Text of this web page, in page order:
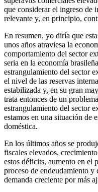
que considerar el ingreso de
relevante y, en principio,
En resumen, yo diría que
unos años atraviesa la
comportamiento del sector
seria en la economía
estrangulamiento del sector
el nivel de las reservas
estabilizada y, en su gran
trata entonces de un
estrangulamiento del sector
estamos en una situación de
doméstica.
En los últimos años se
fiscales elevados,
estos déficits, aumento en el
proceso de endeudamiento y
demanda creciente por más